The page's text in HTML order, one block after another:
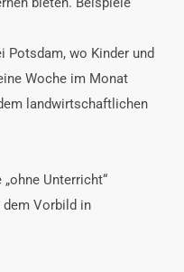
Potsdam, wo Kinder und
Woche im Monat
landwirtschaftlichen
Unterricht“
Vorbild in